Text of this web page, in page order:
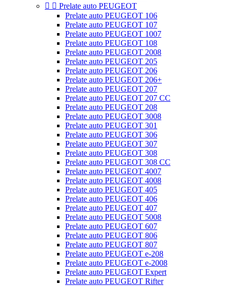
  Prelate auto PEUGEOT
Prelate auto PEUGEOT 106
Prelate auto PEUGEOT 107
Prelate auto PEUGEOT 1007
Prelate auto PEUGEOT 108
Prelate auto PEUGEOT 2008
Prelate auto PEUGEOT 205
Prelate auto PEUGEOT 206
Prelate auto PEUGEOT 206+
Prelate auto PEUGEOT 207
Prelate auto PEUGEOT 207 CC
Prelate auto PEUGEOT 208
Prelate auto PEUGEOT 3008
Prelate auto PEUGEOT 301
Prelate auto PEUGEOT 306
Prelate auto PEUGEOT 307
Prelate auto PEUGEOT 308
Prelate auto PEUGEOT 308 CC
Prelate auto PEUGEOT 4007
Prelate auto PEUGEOT 4008
Prelate auto PEUGEOT 405
Prelate auto PEUGEOT 406
Prelate auto PEUGEOT 407
Prelate auto PEUGEOT 5008
Prelate auto PEUGEOT 607
Prelate auto PEUGEOT 806
Prelate auto PEUGEOT 807
Prelate auto PEUGEOT e-208
Prelate auto PEUGEOT e-2008
Prelate auto PEUGEOT Expert
Prelate auto PEUGEOT Rifter